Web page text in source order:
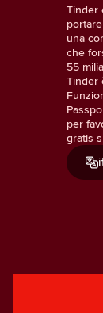
Tinder
una
che
55
Tinder
per
gratis